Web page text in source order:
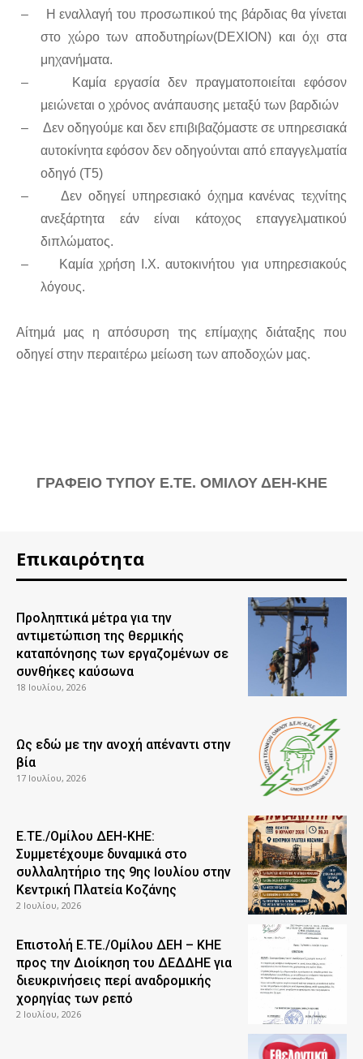
–
Η εναλλαγή του προσωπικού της βάρδιας θα γίνεται
στο χώρο των αποδυτηρίων(DEXION) και όχι στα
μηχανήματα.
–
Καμία εργασία δεν πραγματοποιείται εφόσον
μειώνεται ο χρόνος ανάπαυσης μεταξύ των βαρδιών
–
Δεν οδηγούμε και δεν επιβιβαζόμαστε σε υπηρεσιακά
αυτοκίνητα εφόσον δεν οδηγούνται από επαγγελματία
οδηγό (Τ5)
–
Δεν οδηγεί υπηρεσιακό όχημα κανένας τεχνίτης
ανεξάρτητα εάν είναι κάτοχος επαγγελματικού
διπλώματος.
–
Καμία χρήση Ι.Χ. αυτοκινήτου για υπηρεσιακούς
λόγους.
Αίτημά μας η απόσυρση της επίμαχης διάταξης που
οδηγεί στην περαιτέρω μείωση των αποδοχών μας.
ΓΡΑΦΕΙΟ ΤΥΠΟΥ Ε.ΤΕ. ΟΜΙΛΟΥ ΔΕΗ-ΚΗΕ
Επικαιρότητα
Προληπτικά μέτρα για την
αντιμετώπιση της θερμικής
καταπόνησης των εργαζομένων σε
συνθήκες καύσωνα
18 Ιουλίου, 2026
Ως εδώ με την ανοχή απέναντι στην
βία
17 Ιουλίου, 2026
Ε.ΤΕ./Ομίλου ΔΕΗ-ΚΗΕ:
Συμμετέχουμε δυναμικά στο
συλλαλητήριο της 9ης Ιουλίου στην
Κεντρική Πλατεία Κοζάνης
2 Ιουλίου, 2026
Επιστολή Ε.ΤΕ./Ομίλου ΔΕΗ – ΚΗΕ
προς την Διοίκηση του ΔΕΔΔΗΕ για
διευκρινήσεις περί αναδρομικής
χορηγίας των ρεπό
2 Ιουλίου, 2026